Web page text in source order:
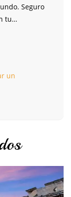
Seguro
tu…
un